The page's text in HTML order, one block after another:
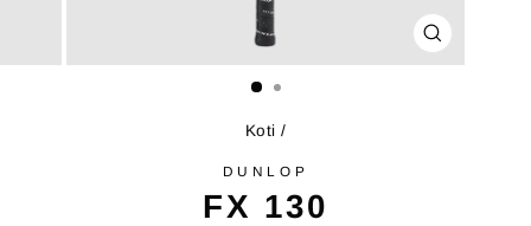
SULJE
(ESC)
Koti /
DUNLOP
FX 130